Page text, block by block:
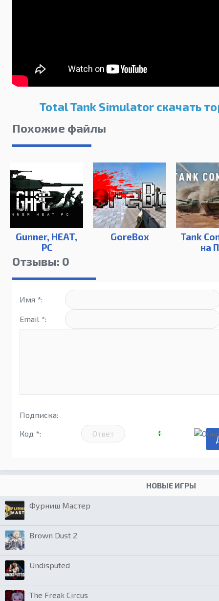
Total Tank Simulator скачать
Похожие файлы
Gunner, HEAT,
PC
GoreBox
Tank
на
Отзывы: 0
Имя *:
Email *:
Подписка:
Код *:
НОВЫЕ ИГРЫ
Фурниш Мастер
Brown Dust 2
Undisputed
The Freak Circus